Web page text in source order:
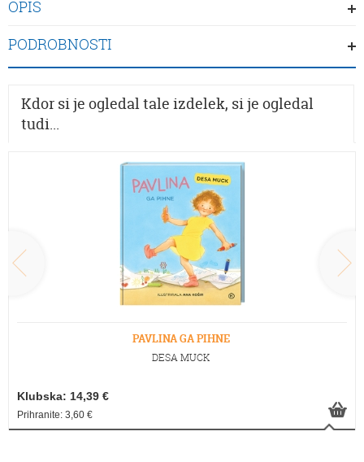
OPIS
PODROBNOSTI
Kdor si je ogledal tale izdelek, si je ogledal
tudi...
PAVLINA GA PIHNE
DESA MUCK
Klubska: 14,39 €
Prihranite: 3,60 €